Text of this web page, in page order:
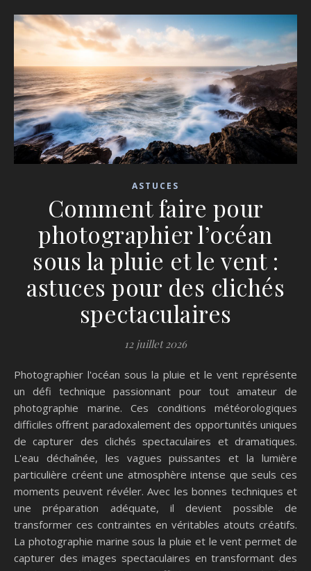
ASTUCES
Comment faire pour
photographier l’océan
sous la pluie et le vent :
astuces pour des clichés
spectaculaires
12 juillet 2026
Photographier l'océan sous la pluie et le vent représente
un défi technique passionnant pour tout amateur de
photographie marine. Ces conditions météorologiques
difficiles offrent paradoxalement des opportunités uniques
de capturer des clichés spectaculaires et dramatiques.
L'eau déchaînée, les vagues puissantes et la lumière
particulière créent une atmosphère intense que seuls ces
moments peuvent révéler. Avec les bonnes techniques et
une préparation adéquate, il devient possible de
transformer ces contraintes en véritables atouts créatifs.
La photographie marine sous la pluie et le vent permet de
capturer des images spectaculaires en transformant des